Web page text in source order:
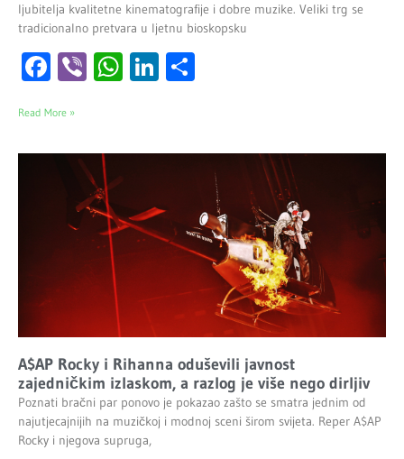
ljubitelja kvalitetne kinematografije i dobre muzike. Veliki trg se
tradicionalno pretvara u ljetnu bioskopsku
Facebook
ViberWhatsApp
LinkedIn
Read More »
A$AP Rocky i Rihanna oduševili javnost
zajedničkim izlaskom, a razlog je više nego dirljiv
Poznati bračni par ponovo je pokazao zašto se smatra jednim od
najutjecajnijih na muzičkoj i modnoj sceni širom svijeta. Reper A$AP
Rocky i njegova supruga,